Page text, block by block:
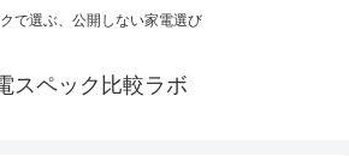
で選ぶ、公開しない家電選び
スペック比較ラボ